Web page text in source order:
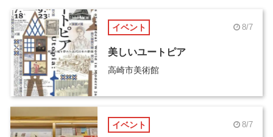
イベント 8/7
美しいユートピア
高崎市美術館
イベント 8/7